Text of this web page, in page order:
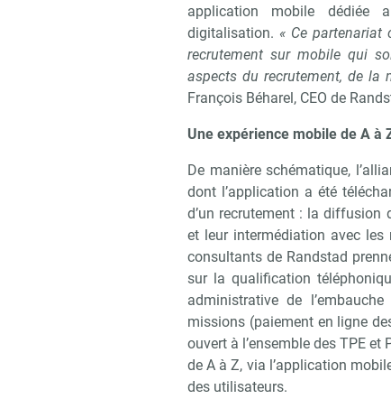
application mobile dédiée
digitalisation. « Ce partenariat
recrutement sur mobile qui
aspects du recrutement, de la
François Béharel, CEO de
Une expérience mobile de A à
De manière schématique,
dont l’application a été
d’un recrutement : la diffusion
et leur intermédiation avec
consultants de Randstad
sur la qualification
administrative de
missions (paiement en ligne
ouvert à l’ensemble des TPE et
de A à Z, via l’application
des utilisateurs.